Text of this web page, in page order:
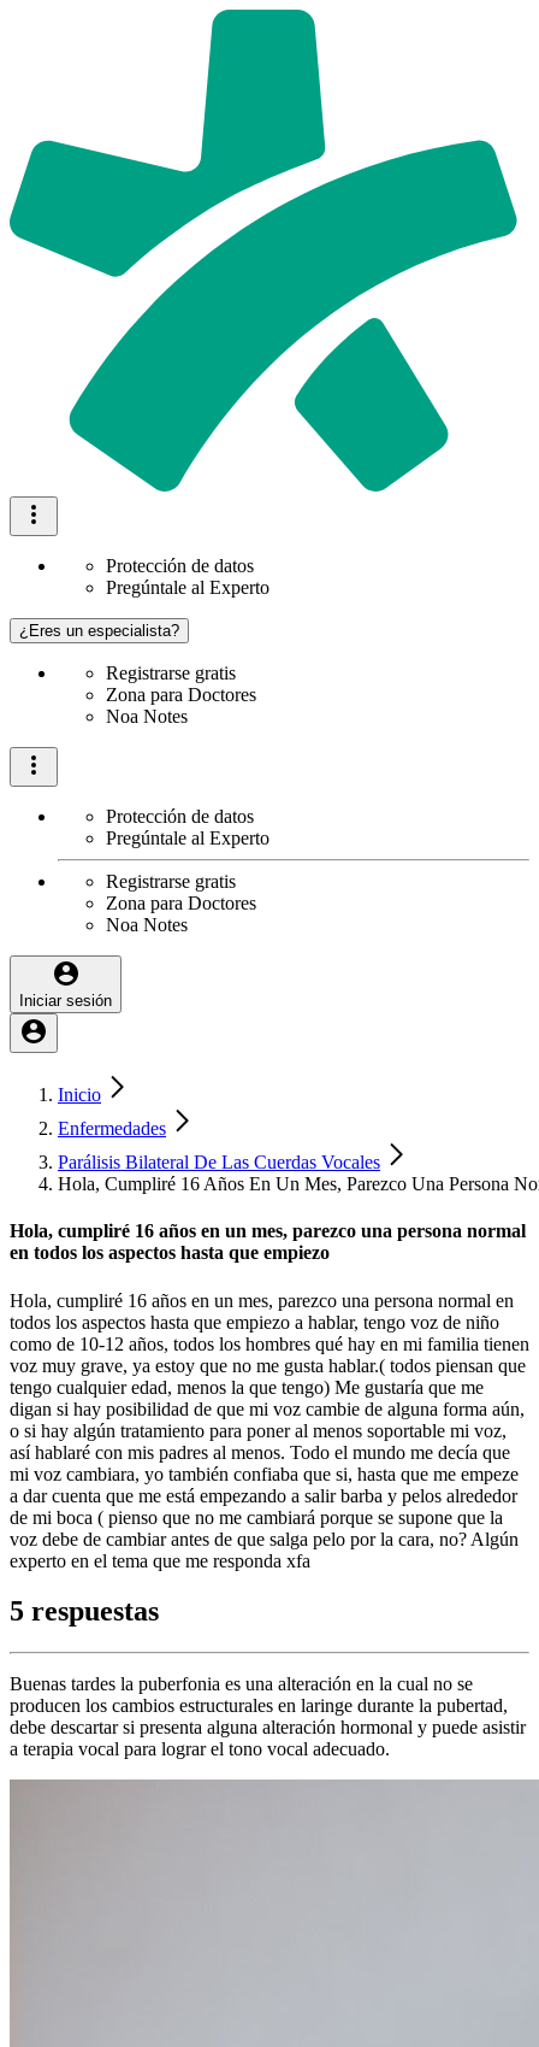
Protección de datos
Pregúntale al Experto
¿Eres un especialista?
Registrarse gratis
Zona para Doctores
Noa Notes
Protección de datos
Pregúntale al Experto
Registrarse gratis
Zona para Doctores
Noa Notes
Iniciar sesión
Inicio
Enfermedades
Parálisis Bilateral De Las Cuerdas Vocales
Hola, Cumpliré 16 Años En Un Mes, Parezco Una Persona
Hola, cumpliré 16 años en un mes, parezco una persona normal
en todos los aspectos hasta que empiezo
Hola, cumpliré 16 años en un mes, parezco una persona normal en
todos los aspectos hasta que empiezo a hablar, tengo voz de niño
como de 10-12 años, todos los hombres qué hay en mi familia tienen
voz muy grave, ya estoy que no me gusta hablar.( todos piensan que
tengo cualquier edad, menos la que tengo) Me gustaría que me
digan si hay posibilidad de que mi voz cambie de alguna forma aún,
o si hay algún tratamiento para poner al menos soportable mi voz,
así hablaré con mis padres al menos. Todo el mundo me decía que
mi voz cambiara, yo también confiaba que si, hasta que me empeze
a dar cuenta que me está empezando a salir barba y pelos alrededor
de mi boca ( pienso que no me cambiará porque se supone que la
voz debe de cambiar antes de que salga pelo por la cara, no? Algún
experto en el tema que me responda xfa
5 respuestas
Buenas tardes la puberfonia es una alteración en la cual no se
producen los cambios estructurales en laringe durante la pubertad,
debe descartar si presenta alguna alteración hormonal y puede asistir
a terapia vocal para lograr el tono vocal adecuado.